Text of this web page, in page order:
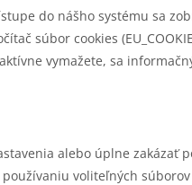
do nášho systému sa
súbor cookies
vymažete, sa
alebo úplne zakázať
voliteľných súborov